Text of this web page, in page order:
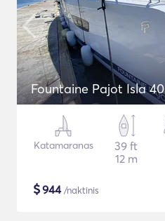
Fountaine Pajot Isla 40
Katamaranas
39 ft
12 m
$944/naktinis